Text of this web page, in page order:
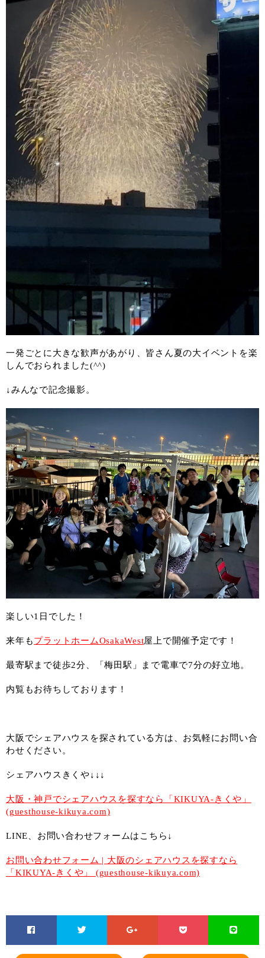
一発ごとに大きな歓声があがり、皆さん夏の大イベントを楽
しんでおられました(^^)
↓みんなで記念撮影。
楽しい1日でした！
来年もプラットホームOsakaWest屋上で開催予定です！
最寄駅まで徒歩2分、「梅田駅」まで電車で7分の好立地。
内覧もお待ちしております！
大阪でシェアハウスを探されている方は、お気軽にお問い合
わせください。
シェアハウスきくや↓↓↓
大阪・神戸でシェアハウスを探すなら「KIKUYA-きくや」
(guesthouse-kikuya.com)
LINE、お問い合わせフォームはこちら↓
お問い合わせフォーム | 大阪のシェアハウスを探すなら
「KIKUYA-きくや」 (guesthouse-kikuya.com)